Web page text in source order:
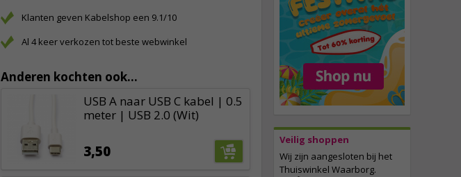
Veilig shoppen
Wij zijn aangesloten bij het
Thuiswinkel Waarborg.
Klanten geven Kabelshop een 9.1/10
Al 4 keer verkozen tot beste webwinkel
Anderen kochten ook...
USB A naar USB C kabel | 0.5
meter | USB 2.0 (Wit)
3,50